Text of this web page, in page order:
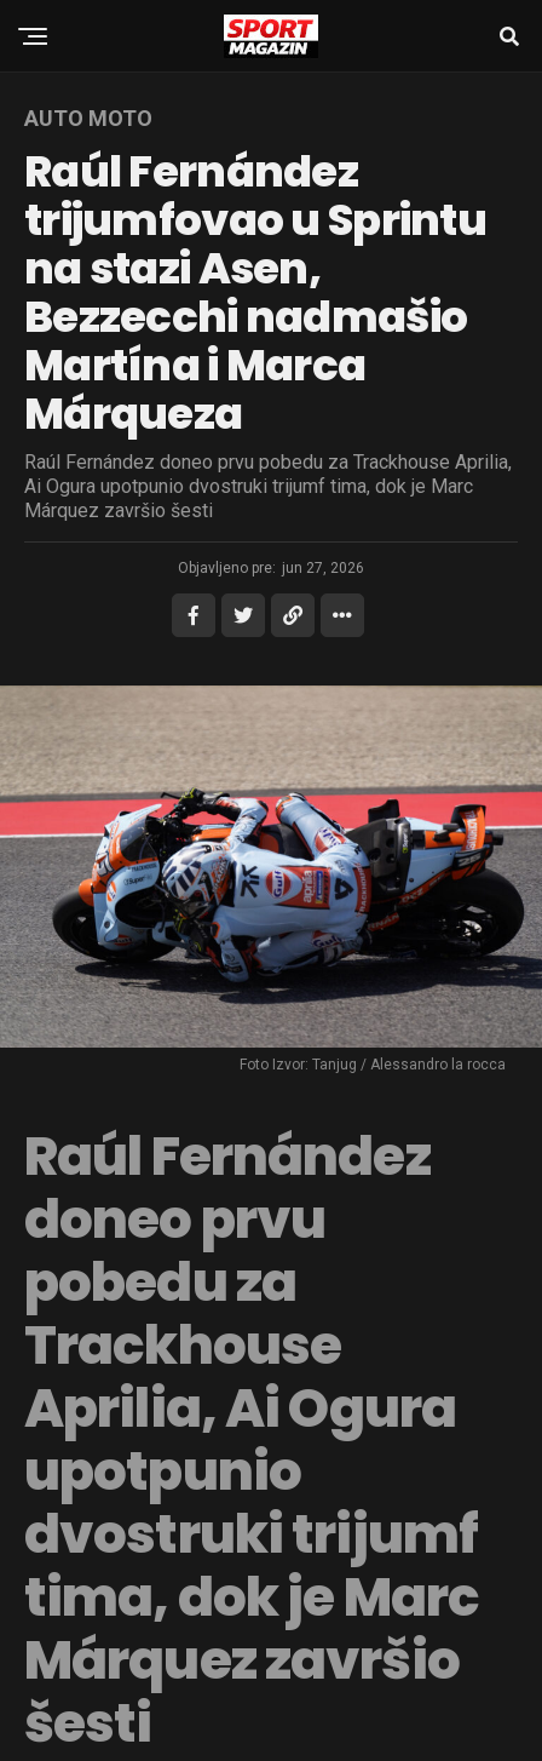
AUTO MOTO
Raúl Fernández
trijumfovao u Sprintu
na stazi Asen,
Bezzecchi nadmašio
Martína i Marca
Márqueza
Raúl Fernández doneo prvu pobedu za Trackhouse Aprilia,
Ai Ogura upotpunio dvostruki trijumf tima, dok je Marc
Márquez završio šesti
Objavljeno pre: jun 27, 2026
Foto Izvor: Tanjug / Alessandro la rocca
Raúl Fernández
doneo prvu
pobedu za
Trackhouse
Aprilia, Ai Ogura
upotpunio
dvostruki trijumf
tima, dok je Marc
Márquez završio
šesti